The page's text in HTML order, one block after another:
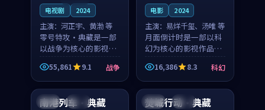
电视剧 2024
主演： 河正宇、黄渤 等
零号特攻·典藏是一部
以战争为核心的影视作
品，围绕危机、反转与
人物成长展开，整体节
奏紧凑，值得推荐观
看。
55,861 9.1 战争
电影 2024
主演： 易烊千玺、汤唯 等
月面倒计时是一部以科
幻为核心的影视作品，
围绕危机、反转与人物
成长展开，整体节奏紧
凑，值得推荐观看。
16,386 8.3 科幻
中国 热播
南港列车·典藏 韩国 热播
焚城行动·典藏